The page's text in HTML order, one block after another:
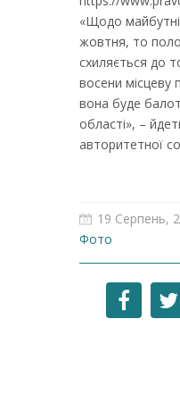
«Щодо
жовтня, то
схиляється до
восени місцеву
вона буде
області», –
авторитетної
19 Серпень,
Фото